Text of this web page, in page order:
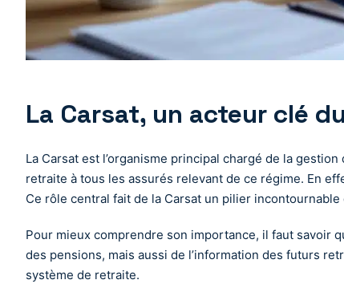
La Carsat, un acteur clé
La Carsat est l’organisme principal chargé de la
retraite à tous les assurés relevant de ce régime. En
Ce rôle central fait de la Carsat un pilier
Pour mieux comprendre son importance, il faut savoir
des pensions, mais aussi de l’information des futurs
système de retraite.